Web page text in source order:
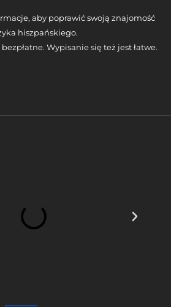
aby poprawić swoją znajomość
hiszpańskiego.
Wypisanie się też jest łatwe.